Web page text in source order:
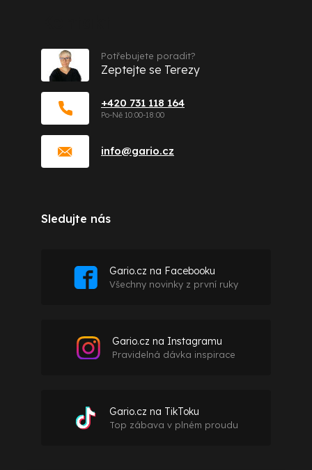
info@gario.cz
+420 731 118 164
Potřebujete poradit?
Zeptejte se Terezy
Sledujte nás
Gario.cz na Facebooku
Všechny novinky z první ruky
Gario.cz na Instagramu
Pravidelná dávka inspirace
Gario.cz na TikToku
Top zábava v plném proudu